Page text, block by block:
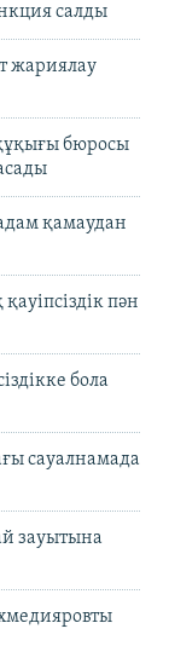
салды
жариялау
бюросы
қамаудан
пән
бола
сауалнамада
зауытына